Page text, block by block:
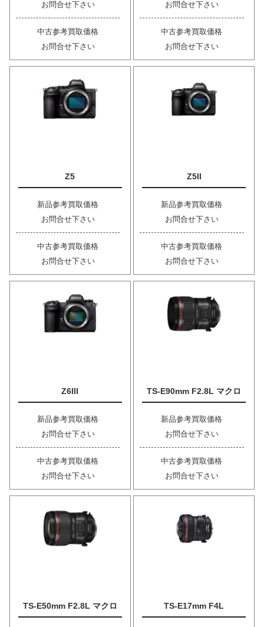
お問合せ下さい
中古参考買取価格
お問合せ下さい
お問合せ下さい
中古参考買取価格
お問合せ下さい
Z5
新品参考買取価格
お問合せ下さい
中古参考買取価格
お問合せ下さい
Z5II
新品参考買取価格
お問合せ下さい
中古参考買取価格
お問合せ下さい
Z6III
新品参考買取価格
お問合せ下さい
中古参考買取価格
お問合せ下さい
TS-E90mm F2.8L マクロ
新品参考買取価格
お問合せ下さい
中古参考買取価格
お問合せ下さい
TS-E50mm F2.8L マクロ TS-E17mm F4L